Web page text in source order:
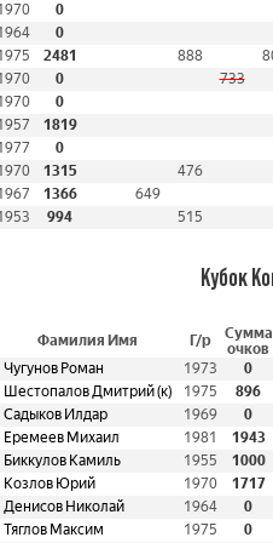
0
0
2481 888
0
733
0
1819
0
1315 476
1366 649
994 515
Кубок
Фамилия Имя Г/р
Сумма
очков
Чугунов Роман
1973
0
Шестопалов Дмитрий (к)
1975 896
Садыков Илдар
1969
0
Еремеев Михаил
1981 1943
Биккулов Камиль
1955 1000
Козлов Юрий
1970 1717
Денисов Николай
1964
0
Тяглов Максим
1975 0